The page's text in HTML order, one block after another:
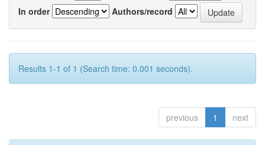
In order
Authors/record
Results 1-1 of 1 (Search time: 0.001 seconds).
previous 1 next